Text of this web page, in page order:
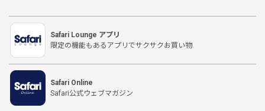
Safari Lounge アプリ
限定の機能もあるアプリでサクサクお買い物
Safari Online
Safari公式ウェブマガジン